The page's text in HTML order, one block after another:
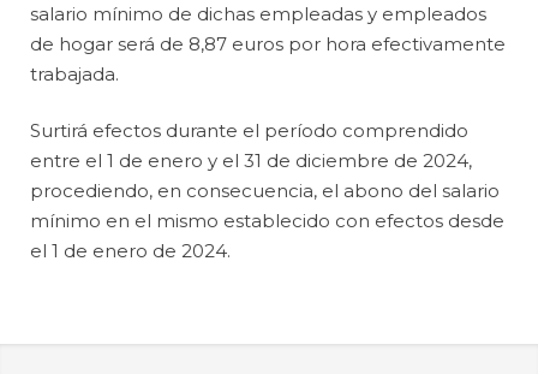
salario mínimo de dichas empleadas y empleados
de hogar será de 8,87 euros por hora efectivamente
trabajada.
Surtirá efectos durante el período comprendido
entre el 1 de enero y el 31 de diciembre de 2024,
procediendo, en consecuencia, el abono del salario
mínimo en el mismo establecido con efectos desde
el 1 de enero de 2024.